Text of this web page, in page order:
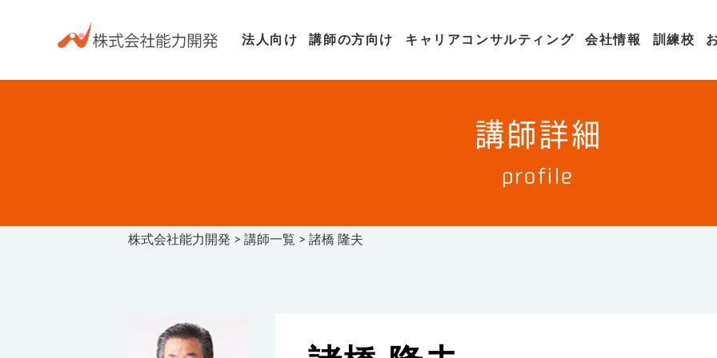
法人向け 講師の方向け キャリアコンサルティング 会社情報 訓練校
講師詳細
profile
株式会社能力開発 > 講師一覧 > 諸橋 隆夫